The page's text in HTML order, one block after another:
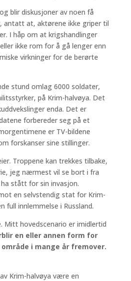
blir diskusjoner av noen få
antatt at, aktørene ikke griper til
I håp om at krigshandlinger
ikke rom for å gå lenger enn
virkninger for de berørte
stund omlag 6000 soldater,
på Krim-halvøya. Det
enda. Det er
forbereder seg på et
er TV-bildene
forskanser sine stillinger.
Troppene kan trekkes tilbake,
jeg nærmest vil se bort i fra
stått for sin invasjon.
en selvstendig stat for Krim-
full innlemmelse i Russland.
Mitt hovedscenario er imidlertid
en eller annen form for
i mange år fremover.
Krim-halvøya være en